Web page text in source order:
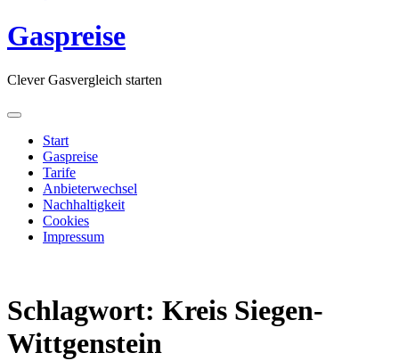
content
Gaspreise
Clever Gasvergleich starten
Start
Gaspreise
Tarife
Anbieterwechsel
Nachhaltigkeit
Cookies
Impressum
Schlagwort: Kreis Siegen-
Wittgenstein